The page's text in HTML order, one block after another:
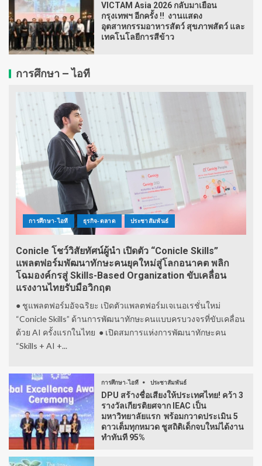
VICTAM Asia 2026 กลับมาเยือน
กรุงเทพฯ อีกครั้ง !! งานแสดง
อุตสาหกรรมอาหารสัตว์ สุขภาพสัตว์ และ
เทคโนโลยีการสีข้าว
การศึกษา – ไอที
การศึกษา-ไอที ธุรกิจ-ตลาด ประชาสัมพันธ์
Conicle โชว์วิสัยทัศน์ผู้นำ เปิดตัว “Conicle Skills”
แพลตฟอร์มพัฒนาทักษะคนยุคใหม่สู่โลกอนาคต พลิก
โฉมองค์กรสู่ Skills-Based Organization ขับเคลื่อน
แรงงานไทยรับมือวิกฤต
● ชูแพลตฟอร์มอัจฉริยะ เปิดตัวแพลตฟอร์มเจเนอเรชั่นใหม่
“Conicle Skills” ด้านการพัฒนาทักษะคนแบบครบวงจรที่ขับเคลื่อน
ด้วย AI ครั้งแรกในไทย ● เปิดสมการแห่งการพัฒนาทักษะคน
“Skills + AI +...
การศึกษา-ไอที ประชาสัมพันธ์
DPU สร้างชื่อเสียงให้ประเทศไทย! คว้า 3
รางวัลเกียรติยศจาก IEAC เป็น
มหาวิทยาลัยแรก พร้อมกวาดประเมิน 5
ดาวเต็มทุกหมวด ชูสถิติเด็กจบใหม่ได้งาน
ทำทันที 95%